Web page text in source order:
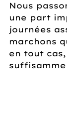
Nous
une part
journées
marchons
en tout